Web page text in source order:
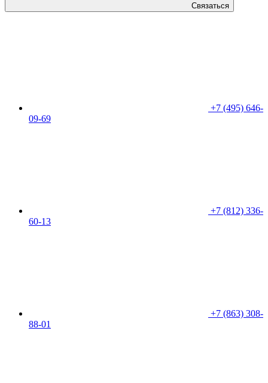
Связаться
+7 (495) 646-
09-69
+7 (812) 336-
60-13
+7 (863) 308-
88-01